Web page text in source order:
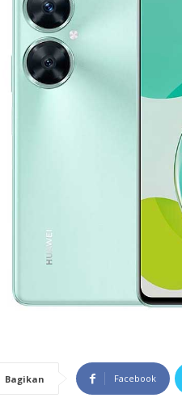
Bagikan Facebook